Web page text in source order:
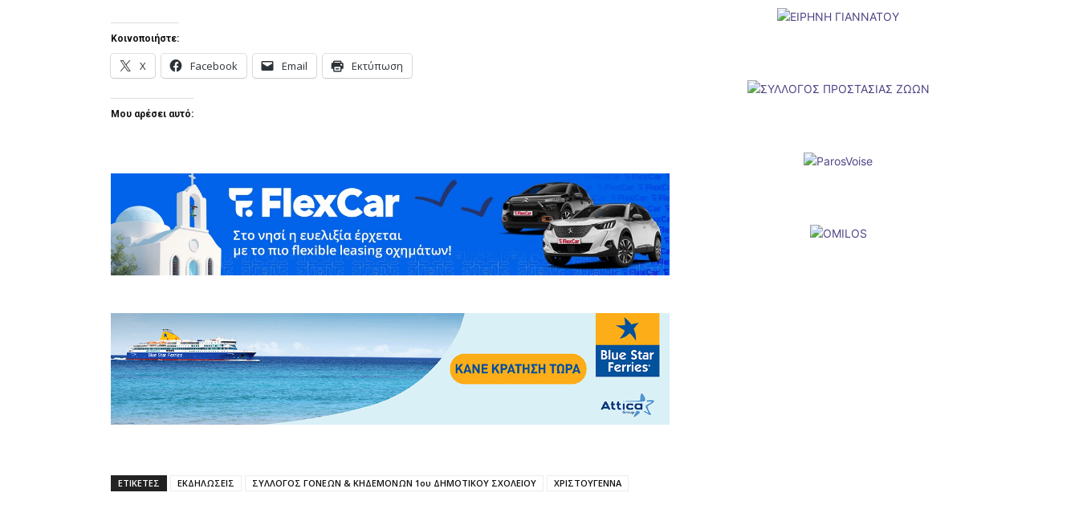
Κοινοποιήστε:
X Facebook Email Εκτύπωση
Μου αρέσει αυτό:
ΕΤΙΚΕΤΕΣ ΕΚΔΗΛΩΣΕΙΣ ΣΥΛΛΟΓΟΣ ΓΟΝΕΩΝ & ΚΗΔΕΜΟΝΩΝ 1ου ΔΗΜΟΤΙΚΟΥ ΣΧΟΛΕΙΟΥ ΧΡΙΣΤΟΥΓΕΝΝΑ